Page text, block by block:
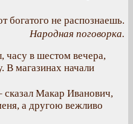
богатого не распознаешь.
Народная поговорка.
часу в шестом вечера,
В магазинах начали
сказал Макар Иванович,
а другою вежливо